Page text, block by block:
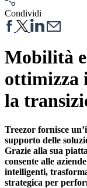
Condividi
Mobilità
ottimizza
la
Treezor fornisce
supporto delle
Grazie alla sua
consente alle
intelligenti,
strategica per